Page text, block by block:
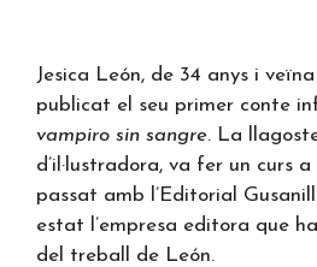
Jesica León, de 34 anys i
publicat el seu primer conte
vampiro sin sangre. La
d’il·lustradora, va fer un curs
passat amb l’Editorial
estat l’empresa editora que
del treball de León.